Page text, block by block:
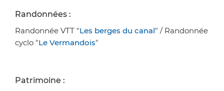
Randonnées :
Randonnée VTT "Les berges du canal" / Randonnée
cyclo "Le Vermandois"
Patrimoine :